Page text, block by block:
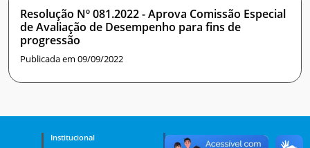
Resolução Nº 081.2022 - Aprova Comissão Especial
de Avaliação de Desempenho para fins de
progressão
Publicada em 09/09/2022
Institucional
Ensino